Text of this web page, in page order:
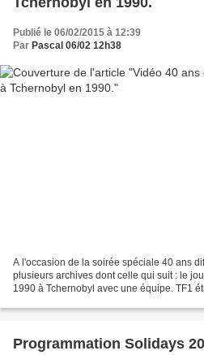
Publié le 06/02/2015 à 12:39
Par Pascal 06/02 12h38
A l'occasion de la soirée spéciale 40 ans
plusieurs archives dont celle qui suit : le
1990 à Tchernobyl avec une équipe. TF1
Programmation Solidays